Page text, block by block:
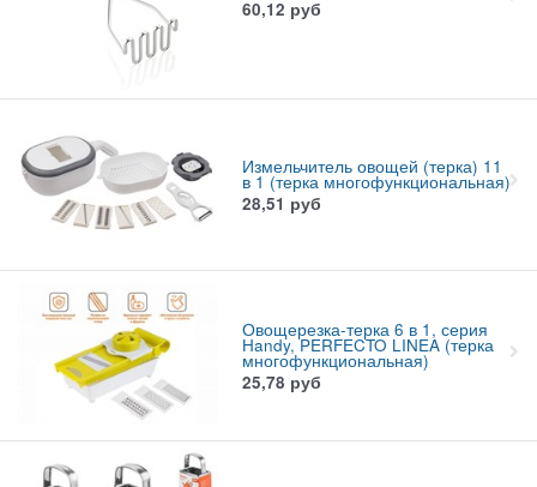
60,12 руб
Измельчитель овощей (терка) 11
в 1 (терка многофункциональная)
28,51 руб
Овощерезка-терка 6 в 1, серия
Handy, PERFECTO LINEA (терка
многофункциональная)
25,78 руб